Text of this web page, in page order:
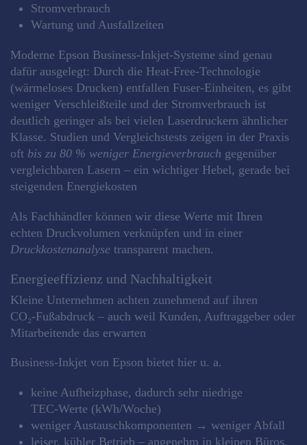
Stromverbrauch
Wartung und Ausfallzeiten
Moderne Epson Business‑Inkjet‑Systeme sind genau
dafür ausgelegt: Durch die Heat‑Free‑Technologie
(wärmeloses Drucken) entfallen Fuser‑Einheiten, es gibt
weniger Verschleißteile und der Stromverbrauch ist
deutlich geringer als bei vielen Laserdruckern ähnlicher
Klasse. Studien und Vergleichstests zeigen in der Praxis
oft bis zu 80 % weniger Energieverbrauch gegenüber
vergleichbaren Lasern – ein wichtiger Hebel, gerade bei
steigenden Energiekosten
Als Fachhändler können wir diese Werte mit Ihren
echten Druckvolumen verknüpfen und in einer
Druckkostenanalyse transparent machen.
Energieeffizienz und Nachhaltigkeit
Kleine Unternehmen achten zunehmend auf ihren
CO₂‑Fußabdruck – auch weil Kunden, Auftraggeber oder
Mitarbeitende das erwarten
Business‑Inkjet von Epson bietet hier u. a.
keine Aufheizphase, dadurch sehr niedrige
TEC‑Werte (kWh/Woche)
weniger Austauschkomponenten → weniger Abfall
leiser, kühler Betrieb – angenehm in kleinen Büros,